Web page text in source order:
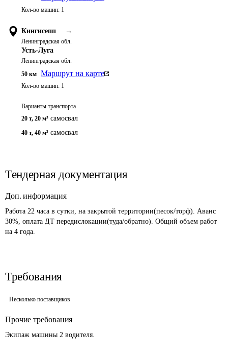
Кол-во машин: 1
Кингисепп →
Ленинградская обл.
Усть-Луга
Ленинградская обл.
50 км Маршрут на карте
Кол-во машин: 1
Варианты транспорта
20 т, 20 м³ самосвал
40 т, 40 м³ самосвал
Тендерная документация
Доп. информация
Работа 22 часа в сутки, на закрытой территории(песок/торф). Аванс
30%, оплата ДТ передислокации(туда/обратно). Общий объем работ
на 4 года.
Требования
Несколько поставщиков
Прочие требования
Экипаж машины 2 водителя.